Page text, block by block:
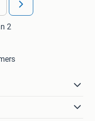
2